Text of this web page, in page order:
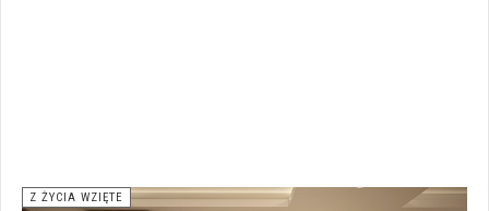
Z ŻYCIA WZIĘTE